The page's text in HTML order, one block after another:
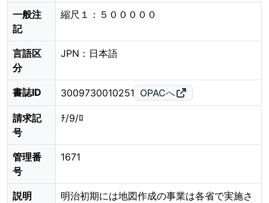
一般注
記
縮尺１：５０００００
言語区
分
JPN：日本語
書誌ID 3009730010251 OPACへ
請求記
号
ﾁ/9/ﾛ
管理番
号
1671
説明
明治初期には地図作成の事業は各省で実施さ